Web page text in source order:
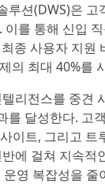
루션(DWS)은
를 통해 신입
종 사용자 지
의 최대 40%를
리전스를 중견
를 달성한다. 고
이트, 그리고
에 걸쳐 지속
영 복잡성을